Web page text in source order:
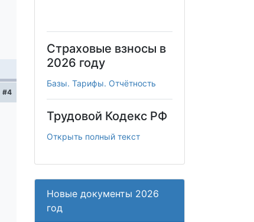
#4
Страховые взносы в
2026 году
Базы. Тарифы. Отчётность
Трудовой Кодекс РФ
Открыть полный текст
Новые документы 2026
год